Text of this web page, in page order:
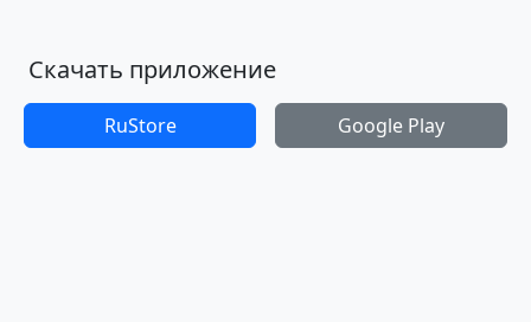
Скачать приложение
RuStore Google Play